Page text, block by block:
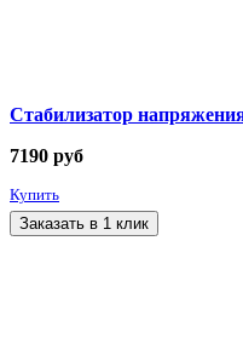
Стабилизатор
7190 руб
Купить
Заказать в 1 клик